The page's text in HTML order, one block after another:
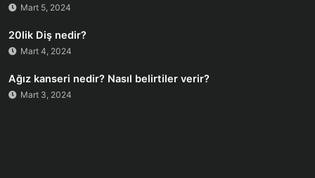
Mart 5, 2024
20lik Diş nedir?
Mart 4, 2024
Ağız kanseri nedir? Nasıl belirtiler verir?
Mart 3, 2024